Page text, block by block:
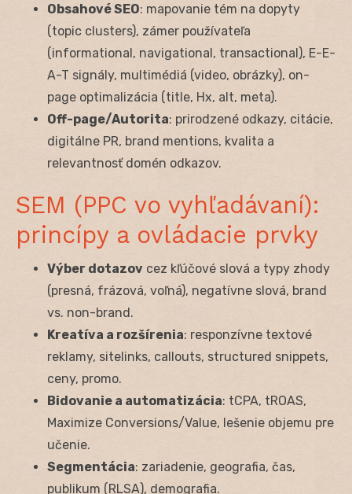
Obsahové SEO: mapovanie tém na dopyty
(topic clusters), zámer používateľa
(informational, navigational, transactional), E-E-
A-T signály, multimédiá (video, obrázky), on-
page optimalizácia (title, Hx, alt, meta).
Off-page/Autorita: prirodzené odkazy, citácie,
digitálne PR, brand mentions, kvalita a
relevantnosť domén odkazov.
SEM (PPC vo vyhľadávaní):
princípy a ovládacie prvky
Výber dotazov cez kľúčové slová a typy zhody
(presná, frázová, voľná), negatívne slová, brand
vs. non-brand.
Kreatíva a rozšírenia: responzívne textové
reklamy, sitelinks, callouts, structured snippets,
ceny, promo.
Bidovanie a automatizácia: tCPA, tROAS,
Maximize Conversions/Value, lešenie objemu pre
učenie.
Segmentácia: zariadenie, geografia, čas,
publikum (RLSA), demografia.